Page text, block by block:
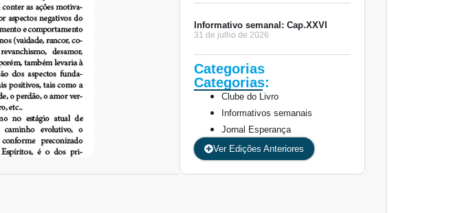
Informativo semanal: Cap.XXVI
31 de julho de 2026
Categorias:
Categorias
Clube do Livro
Informativos semanais
Jornal Esperança
Ver Edições Anteriores